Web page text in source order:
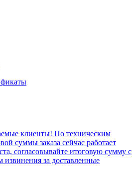
клиенты! По техническим
суммы заказа сейчас работает
согласовывайте итоговую сумму с
за доставленные